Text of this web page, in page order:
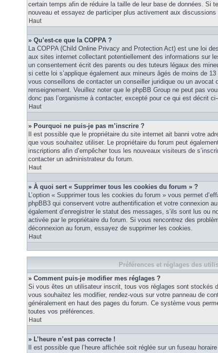
certain temps afin de réduire la taille de leur base de données. Si
nouveau et essayez de participer plus activement aux
Haut
» Qu’est-ce que la COPPA ?
La COPPA (Child Online Privacy and Protection Act) est une loi
aux sites internet collectant potentiellement des informations sur
un consentement écrit des parents ou des tuteurs légaux des
si cette loi s’applique également aux mineurs âgés de moins de
vous conseillons de contacter un conseiller juridique ou un avocat
renseignement. Veuillez noter que le phpBB Group ne peut pas
donc pas l’organisme à contacter, excepté pour ce qui est décrit
Haut
» Pourquoi ne puis-je pas m’inscrire ?
Il est possible que le propriétaire du site internet ait banni votre
que vous souhaitez utiliser. Le propriétaire du forum peut
inscriptions afin d’empêcher tous les nouveaux visiteurs de
contacter un administrateur du forum.
Haut
» À quoi sert « Supprimer tous les cookies du forum » ?
L’option « Supprimer tous les cookies du forum » vous permet
phpBB3 qui conservent votre authentification et votre connexion
également d’enregistrer le statut des messages, s’ils sont lus ou
activée par le propriétaire du forum. Si vous rencontrez des
déconnexion au forum, essayez de supprimer les cookies.
Haut
Préférences et réglages des
» Comment puis-je modifier mes réglages ?
Si vous êtes un utilisateur inscrit, tous vos réglages sont stockés
vous souhaitez les modifier, rendez-vous sur votre panneau de
généralement en haut des pages du forum. Ce système vous
toutes vos préférences.
Haut
» L’heure n’est pas correcte !
Il est possible que l’heure affichée soit réglée sur un fuseau